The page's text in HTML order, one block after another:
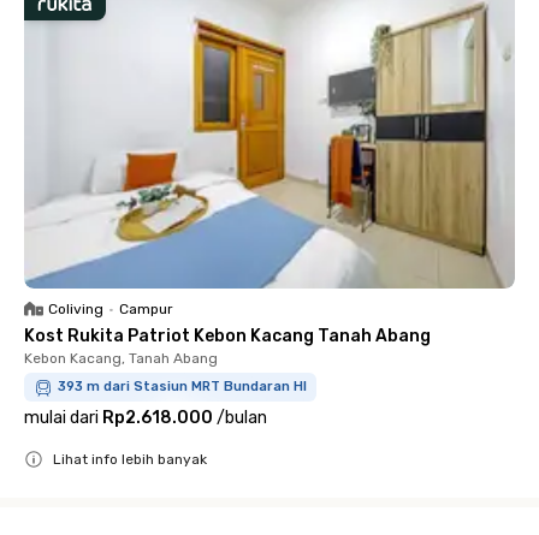
Coliving • Campur
Kost Rukita Patriot Kebon Kacang Tanah Abang
Kebon Kacang, Tanah Abang
393 m dari Stasiun MRT Bundaran HI
mulai dari Rp2.618.000 /bulan
Lihat info lebih banyak